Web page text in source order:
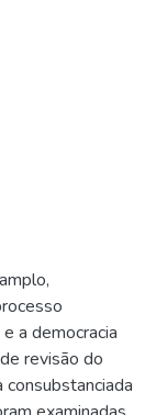
a democracia
revisão do